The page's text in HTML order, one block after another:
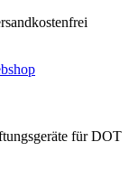
für DOT